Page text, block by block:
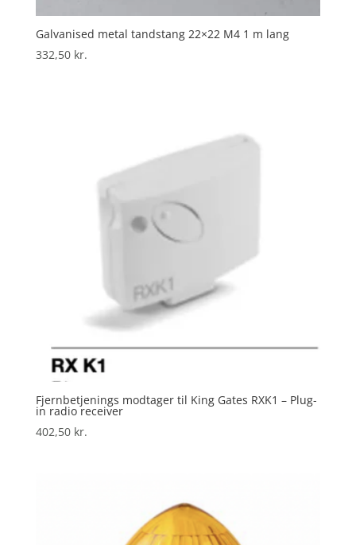
Galvanised metal tandstang 22×22 M4 1 m lang
332,50 kr.
Fjernbetjenings modtager til King Gates RXK1 – Plug-
in radio receiver
402,50 kr.